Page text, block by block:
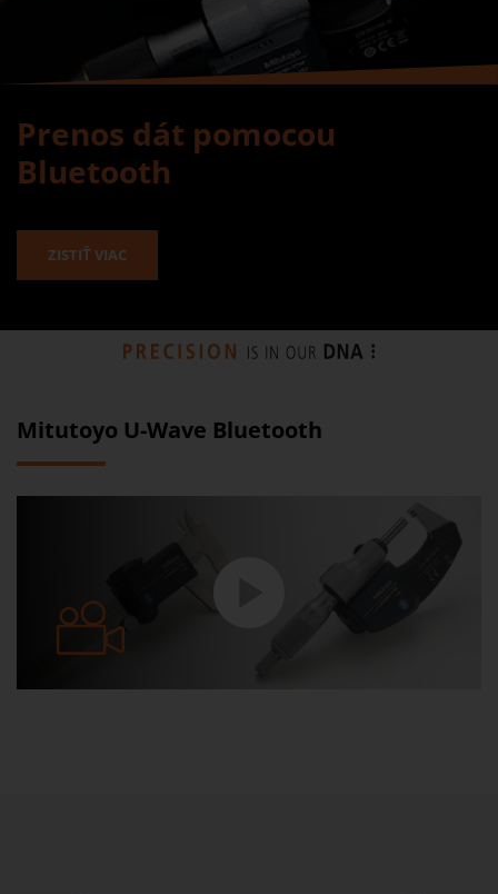
Prenos dát pomocou
Bluetooth
ZISTIŤ VIAC
Mitutoyo U-Wave Bluetooth